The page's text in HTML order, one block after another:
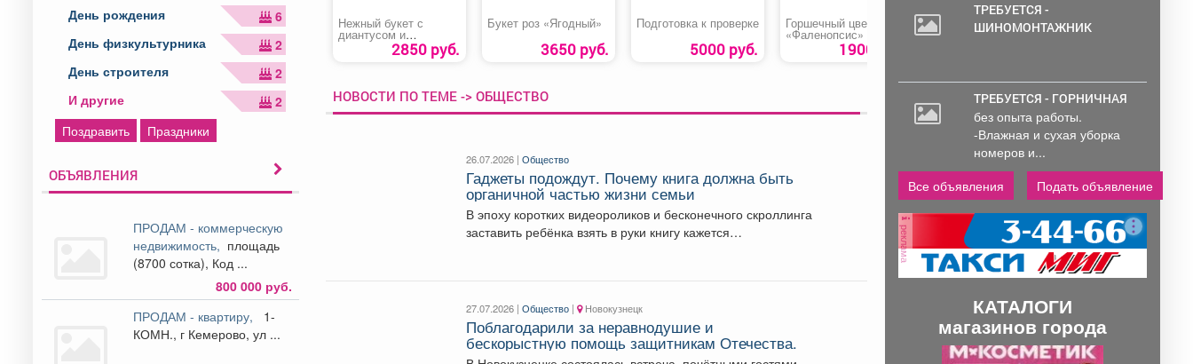
День рождения
6
День физкультурника
2
День строителя
2
И другие
2
Поздравить
Праздники
ОБЪЯВЛЕНИЯ
ПРОДАМ - коммерческую
недвижимость, площадь
(8700 сотка), Код ...
800 000 руб.
ПРОДАМ - квартиру,
1-
КОМН., г Кемерово, ул ...
Нежный букет с
диантусом и
ромашкой 2850 руб.
Букет роз «Ягодный»
3650 руб.
Подготовка к проверке
5000 руб.
Горшечный цветок
«Фаленопсис»
1900 руб.
Букет «Морской бриз» Домкрат
гидравлический
НОВОСТИ ПО ТЕМЕ -> ОБЩЕСТВО
26.07.2026 |Общество
Гаджеты подождут. Почему книга должна быть
органичной частью жизни семьи
В эпоху коротких видеороликов и бесконечного скроллинга
заставить ребёнка взять в руки книгу кажется
27.07.2026 |Общество | Новокузнецк
Поблагодарили за неравнодушие и
бескорыстную помощь защитникам Отечества.
ТРЕБУЕТСЯ -
ШИНОМОНТАЖНИК
ТРЕБУЕТСЯ - ГОРНИЧНАЯ
без опыта работы.
-Влажная и сухая уборка
номеров и...
Все объявления
Подать объявление
реклама
КАТАЛОГИ
магазинов города